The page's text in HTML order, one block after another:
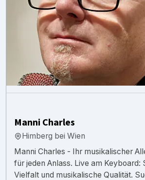
Manni Charles
Himberg bei Wien
Manni Charles - Ihr musikalischer
für jeden Anlass. Live am Keyboard:
Vielfalt und musikalische Qualität.